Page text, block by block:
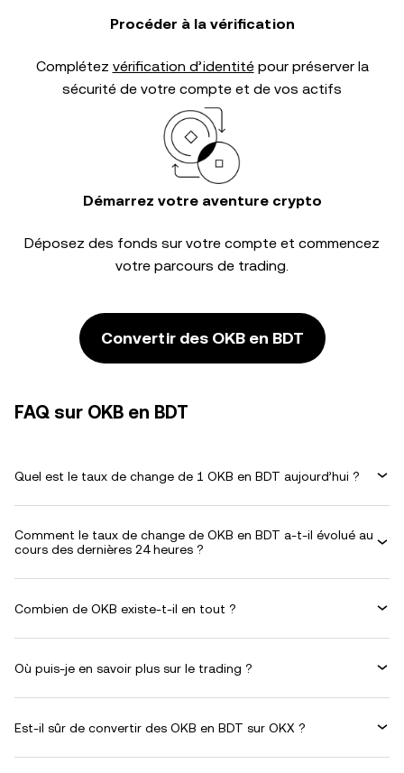
Procéder à la vérification
Complétez vérification d’identitépour préserver la
sécurité de votre compte et de vos actifs
Démarrez votre aventure crypto
Déposez des fonds sur votre compte et commencez
votre parcours de trading.
Convertir des OKB en BDT
FAQ sur OKB en BDT
Quel est le taux de change de 1 OKB en BDT aujourd’hui ?
Comment le taux de change de OKB en BDT a-t-il évolué au
cours des dernières 24 heures ?
Combien de OKB existe-t-il en tout ?
Où puis-je en savoir plus sur le trading ?
Est-il sûr de convertir des OKB en BDT sur OKX ?